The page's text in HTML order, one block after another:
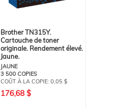
Brother TN315Y.
Cartouche de toner
originale. Rendement élevé.
Jaune.
JAUNE
3 500 COPIES
COÛT À LA COPIE: 0,05 $
176,68 $